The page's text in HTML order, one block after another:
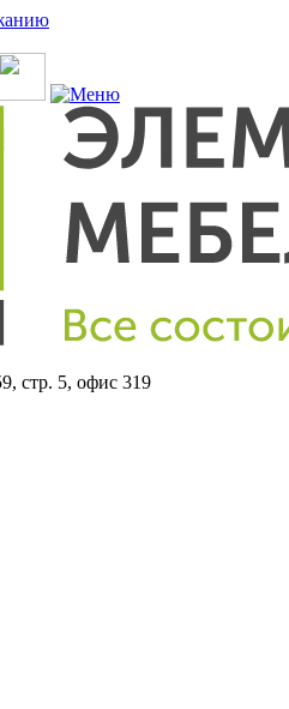
стр. 5, офис 319